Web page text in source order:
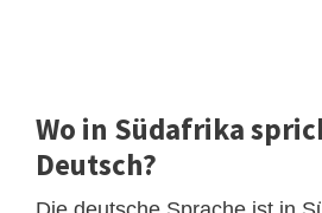
Wo in Südafrika
Deutsch?